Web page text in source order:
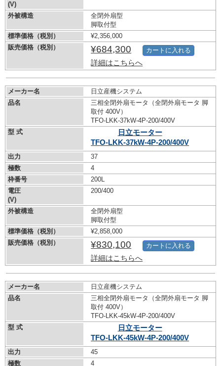
(V)
外被構造
全閉外扇型
脚取付型
標準価格（税別）
¥2,356,000
販売価格（税別）
¥684,300
詳細はこちらへ
カートに入れる
メーカー名
日立産機システム
品名
三相全閉外扇モータ（全閉外扇モータ 脚
取付 400V）
TFO-LKK-37kW-4P-200/400V
型 式
日立モーター
TFO-LKK-37kW-4P-200/400V
出力
37
極数
4
枠番号
200L
電圧
(V)
200/400
外被構造
全閉外扇型
脚取付型
標準価格（税別）
¥2,858,000
販売価格（税別）
¥830,100
詳細はこちらへ
カートに入れる
メーカー名
日立産機システム
品名
三相全閉外扇モータ（全閉外扇モータ 脚
取付 400V）
TFO-LKK-45kW-4P-200/400V
型 式
日立モーター
TFO-LKK-45kW-4P-200/400V
出力
45
極数
4